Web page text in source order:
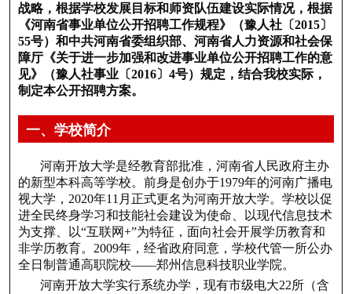
战略，根据学校发展目标和师资队伍建设实际情况，根据
《河南省事业单位公开招聘工作规程》（豫人社〔2015〕
55号）和中共河南省委组织部、河南省人力资源和社会保
障厅《关于进一步加强和改进事业单位公开招聘工作的意
见》（豫人社事业〔2016〕4号）规定，结合我校实际，
制定本公开招聘方案。
一、学校简介
河南开放大学是经教育部批准，河南省人民政府主办
的新型本科高等学校。前身是创办于1979年的河南广播电
视大学，2020年11月正式更名为河南开放大学。学校以促
进全民终身学习和技能社会建设为使命、以现代信息技术
为支撑、以“互联网+”为特征，面向社会开展学历教育和
非学历教育。2009年，经省政府同意，学校代管一所公办
全日制普通高职院校——郑州信息科技职业学院。
河南开放大学实行系统办学，现有市级电大22所（含